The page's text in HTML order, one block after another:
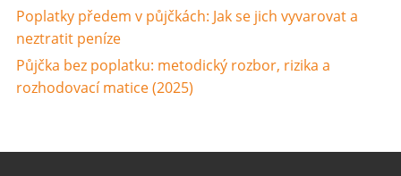
Poplatky předem v půjčkách: Jak se jich vyvarovat a
neztratit peníze
Půjčka bez poplatku: metodický rozbor, rizika a
rozhodovací matice (2025)